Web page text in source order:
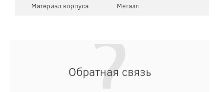
Материал корпуса
Металл
Обратная связь